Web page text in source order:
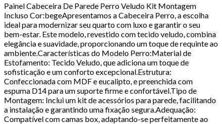
Painel Cabeceira De Parede Perro Veludo Kit Montagem
Incluso Cor:begeApresentamos a Cabeceira Perro, a escolha
ideal para modernizar seu quarto com luxo e garantir o seu
bem-estar. Este modelo, revestido com tecido veludo, combina
elegância e suavidade, proporcionando um toque de requinte ao
ambiente.Características do Modelo Perro:Material de
Estofamento: Tecido Veludo, que adiciona um toque de
sofisticação e um conforto excepcional.Estrutura:
Confeccionada com MDF e eucalipto, e preenchida com
espuma D14 para um suporte firme e confortável.Tipo de
Montagem: Inclui um kit de acessórios para parede, facilitando
a instalação e garantindo uma fixação segura.Adequação:
Compatível com camas box, adaptando-se perfeitamente ao